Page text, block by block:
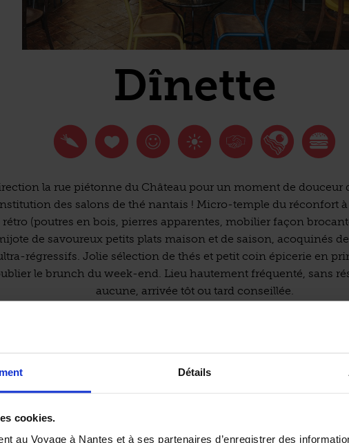
Détails
cookies.
au Voyage à Nantes et à ses partenaires d’enregistrer des
Dînette
la rue piétonne du Château pour un moment de douceur
des salons de thé nantais ! Micro-temple du réconfort à
rétro (poutres en bois, pierres apparentes, mobilier façon
de savoureux petits plats maison et de saison, acoquinés
régressifs. Jolie sélection de thés et petit coin épicerie en
le brunch du week-end. Lieu hautement fréquenté, sans
aucune, arrivée tôt ou tard conseillée.
Courge butternut rôtie au citron confit, feta, grenade, boulgour,